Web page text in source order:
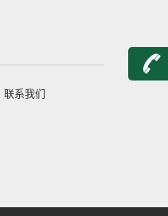
联系我们